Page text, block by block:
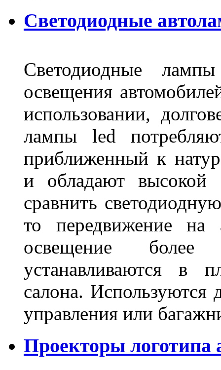
Светодиодные
Светодиодные
освещения
использовании,
лампы led
приближенный к
и обладают высокой
сравнить
то передвижение
освещение
устанавливаются в
салона. Используются
управления или
Проекторы логотипа